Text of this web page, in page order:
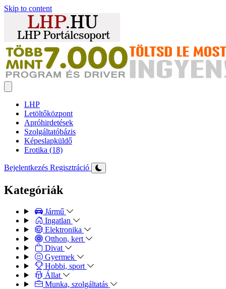
Skip to content
LHP
Letöltőközpont
Apróhirdetések
Szolgáltatóbázis
Képeslapküldő
Erotika (18)
Bejelentkezés Regisztráció
Kategóriák
Jármű
Ingatlan
Elektronika
Otthon, kert
Divat
Gyermek
Hobbi, sport
Állat
Munka, szolgáltatás